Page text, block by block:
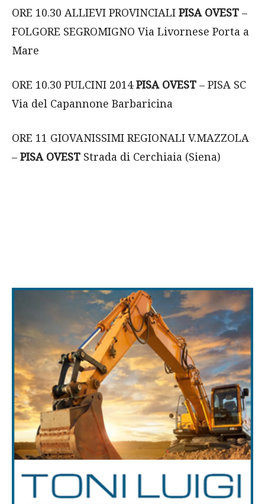
ORE 10.30 ALLIEVI PROVINCIALI PISA OVEST –
FOLGORE SEGROMIGNO Via Livornese Porta a
Mare
ORE 10.30 PULCINI 2014PISA OVEST – PISA SC
Via del Capannone Barbaricina
ORE 11 GIOVANISSIMI REGIONALI V.MAZZOLA
– PISA OVEST Strada di Cerchiaia (Siena)